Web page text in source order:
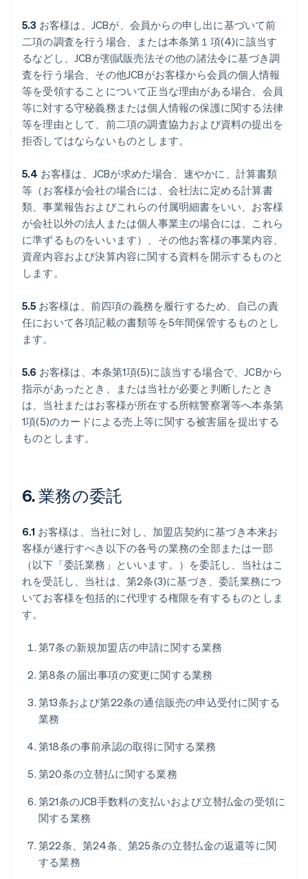
5.3 お客様は、JCBが、会員からの申し出に基づいて前
二項の調査を行う場合、または本条第１項(4)に該当す
るなどし、JCBが割賦販売法その他の諸法令に基づき調
査を行う場合、その他JCBがお客様から会員の個人情報
等を受領することについて正当な理由がある場合、会員
等に対する守秘義務または個人情報の保護に関する法律
等を理由として、前二項の調査協力および資料の提出を
拒否してはならないものとします。
5.4 お客様は、JCBが求めた場合、速やかに、計算書類
等（お客様が会社の場合には、会社法に定める計算書
類、事業報告およびこれらの付属明細書をいい、お客様
が会社以外の法人または個人事業主の場合には、これら
に準ずるものをいいます）、その他お客様の事業内容、
資産内容および決算内容に関する資料を開示するものと
します。
5.5 お客様は、前四項の義務を履行するため、自己の責
任において各項記載の書類等を5年間保管するものとし
ます。
5.6 お客様は、本条第1項(5)に該当する場合で、JCBから
指示があったとき、または当社が必要と判断したとき
は、当社またはお客様が所在する所轄警察署等へ本条第
1項(5)のカードによる売上等に関する被害届を提出する
ものとします。
6. 業務の委託
6.1 お客様は、当社に対し、加盟店契約に基づき本来お
客様が遂行すべき以下の各号の業務の全部または一部
（以下「委託業務」といいます。）を委託し、当社はこ
れを受託し、当社は、第2条(3)に基づき、委託業務につ
いてお客様を包括的に代理する権限を有するものとしま
す。
第7条の新規加盟店の申請に関する業務
第8条の届出事項の変更に関する業務
第13条および第22条の通信販売の申込受付に関する
業務
第18条の事前承認の取得に関する業務
第20条の立替払に関する業務
第21条のJCB手数料の支払いおよび立替払金の受領に
関する業務
第22条、第24条、第25条の立替払金の返還等に関
する業務